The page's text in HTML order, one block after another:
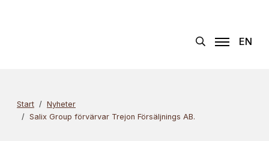
EN
Start
Nyheter
Salix Group förvärvar Trejon Försäljnings AB.